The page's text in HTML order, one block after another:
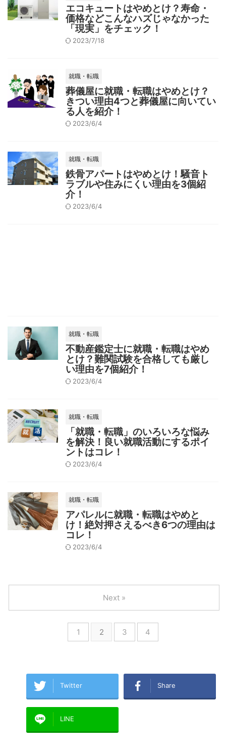
エコキュートはやめとけ？寿命・
価格などこんなハズじゃなかった
「現実」をチェック！
2023/7/18
就職・転職
葬儀屋に就職・転職はやめとけ？
きつい理由4つと葬儀屋に向いてい
る人を紹介！
2023/6/4
就職・転職
鉄骨アパートはやめとけ！騒音ト
ラブルや住みにくい理由を3個紹
介！
2023/6/4
就職・転職
不動産鑑定士に就職・転職はやめ
とけ？難関試験を合格しても厳し
い理由を7個紹介！
2023/6/4
就職・転職
「就職・転職」のいろいろな悩み
を解決！良い就職活動にするポイ
ントはコレ！
2023/6/4
就職・転職
アパレルに就職・転職はやめと
け！絶対押さえるべき6つの理由は
コレ！
2023/6/4
1 2 3 4
Next »
Twitter Share
LINE